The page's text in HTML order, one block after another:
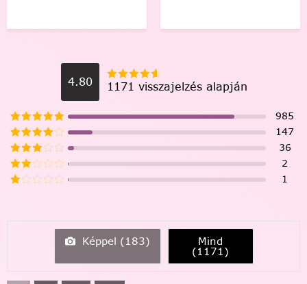
4.80 1171 visszajelzés alapján
985
147
36
2
1
Képpel (183) Mind
(1171)